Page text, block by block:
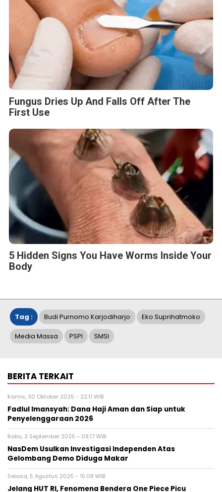
Fungus Dries Up And Falls Off After The
First Use
5 Hidden Signs You Have Worms Inside Your
Body
Tag : Budi Purnomo Karjodiharjo Eko Suprihatmoko
Media Massa PSPI SMSI
BERITA TERKAIT
Kamis, 30 Oktober 2025 - 22:11 WIB
Fadlul Imansyah: Dana Haji Aman dan Siap untuk
Penyelenggaraan 2026
Rabu, 3 September 2025 - 09:17 WIB
NasDem Usulkan Investigasi Independen Atas
Gelombang Demo Diduga Makar
Selasa, 5 Agustus 2025 - 15:08 WIB
Jelang HUT RI, Fenomena Bendera One Piece Picu